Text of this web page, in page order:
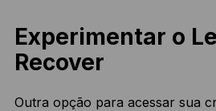
Experimentar o
Recover
Outra opção para acessar sua